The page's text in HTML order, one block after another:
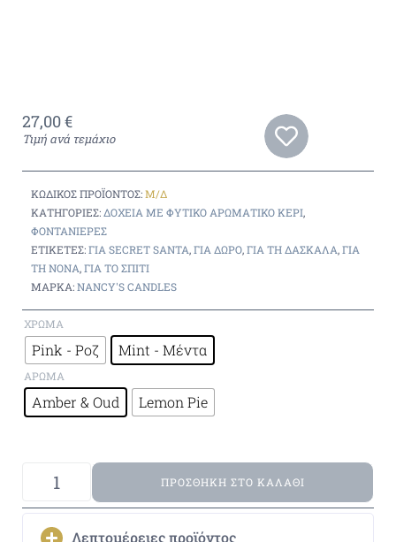
27,00€
Τιμή ανά τεμάχιο
ΚΩΔΙΚΌΣ ΠΡΟΪΌΝΤΟΣ:Μ/Δ
ΚΑΤΗΓΟΡΊΕΣ:ΔΟΧΕΊΑ ΜΕ ΦΥΤΙΚΌ ΑΡΩΜΑΤΙΚΌ ΚΕΡΊ,
ΦΟΝΤΑΝΙΈΡΕΣ
ΕΤΙΚΈΤΕΣ:ΓΙΑ SECRET SANTA,ΓΙΑ ΔΏΡΟ,ΓΙΑ ΤΗ ΔΑΣΚΆΛΑ,ΓΙΑ
ΤΗ ΝΟΝΆ,ΓΙΑ ΤΟ ΣΠΊΤΙ
ΜΆΡΚΑ:NANCY'S CANDLES
ΧΡΏΜΑ
Pink - Ροζ Mint - Μέντα
ΆΡΩΜΑ
Amber & Oud Lemon Pie
ΠΡΟΣΘΉΚΗ ΣΤΟ ΚΑΛΆΘΙ
Λεπτομέρειες προϊόντος